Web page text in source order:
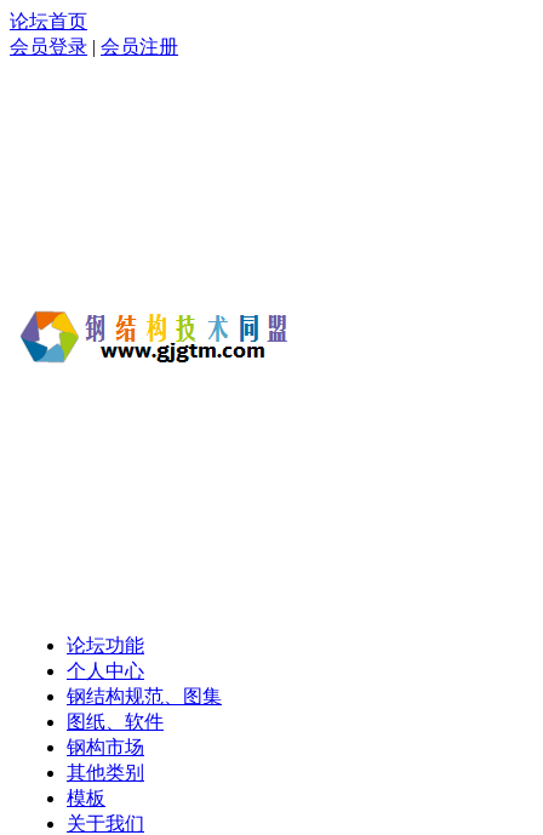
论坛首页
会员登录 | 会员注册
论坛功能
个人中心
钢结构规范、图集
图纸、软件
钢构市场
其他类别
模板
关于我们